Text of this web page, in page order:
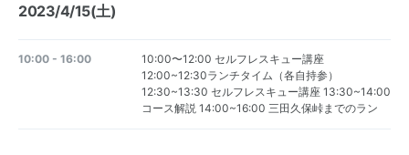
2023/4/15(土)
10:00 - 16:00
10:00〜12:00 セルフレスキュー講座
12:00~12:30ランチタイム（各自持参）
12:30~13:30 セルフレスキュー講座 13:30~14:00
コース解説 14:00~16:00 三田久保峠までのラン